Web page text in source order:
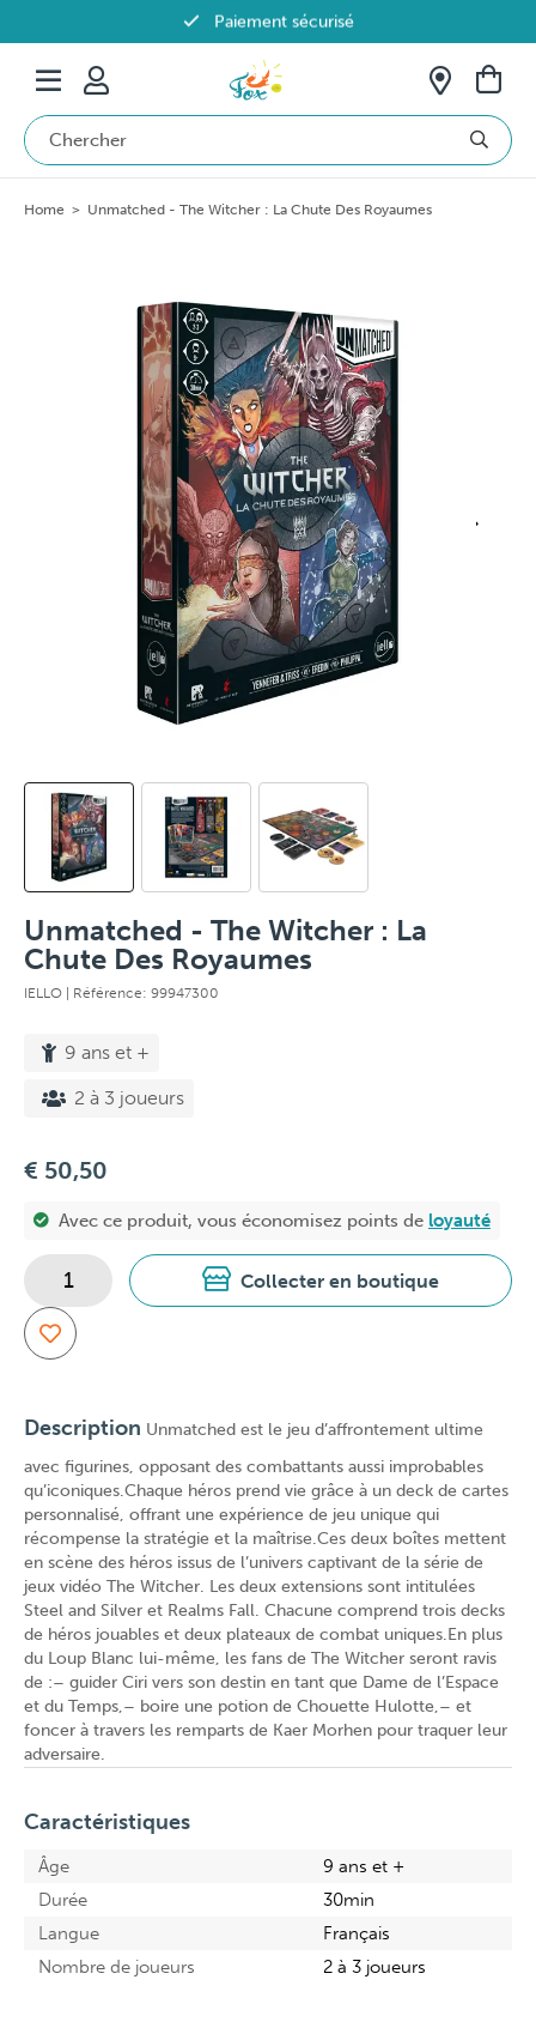
Paiement sécurisé
Livraison offerte dès 69€ en Belgique
Home > Unmatched - The Witcher : La Chute Des Royaumes
Unmatched - The Witcher : La
Chute Des Royaumes
IELLO | Référence: 99947300
9 ans et +
2 à 3 joueurs
€ 50,50
Avec ce produit, vous économisez points de loyauté
Collecter en boutique
Description Unmatched est le jeu d’affrontement ultime
avec figurines, opposant des combattants aussi improbables
qu’iconiques.Chaque héros prend vie grâce à un deck de cartes
personnalisé, offrant une expérience de jeu unique qui
récompense la stratégie et la maîtrise.Ces deux boîtes mettent
en scène des héros issus de l’univers captivant de la série de
jeux vidéo The Witcher. Les deux extensions sont intitulées
Steel and Silver et Realms Fall. Chacune comprend trois decks
de héros jouables et deux plateaux de combat uniques.En plus
du Loup Blanc lui-même, les fans de The Witcher seront ravis
de :– guider Ciri vers son destin en tant que Dame de l’Espace
et du Temps,– boire une potion de Chouette Hulotte,– et
foncer à travers les remparts de Kaer Morhen pour traquer leur
adversaire.
Caractéristiques
Âge
9 ans et +
Durée
30min
Langue
Français
Nombre de joueurs
2 à 3 joueurs